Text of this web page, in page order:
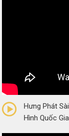
(0 Reviews)
Hưng Phát
Hình Quốc